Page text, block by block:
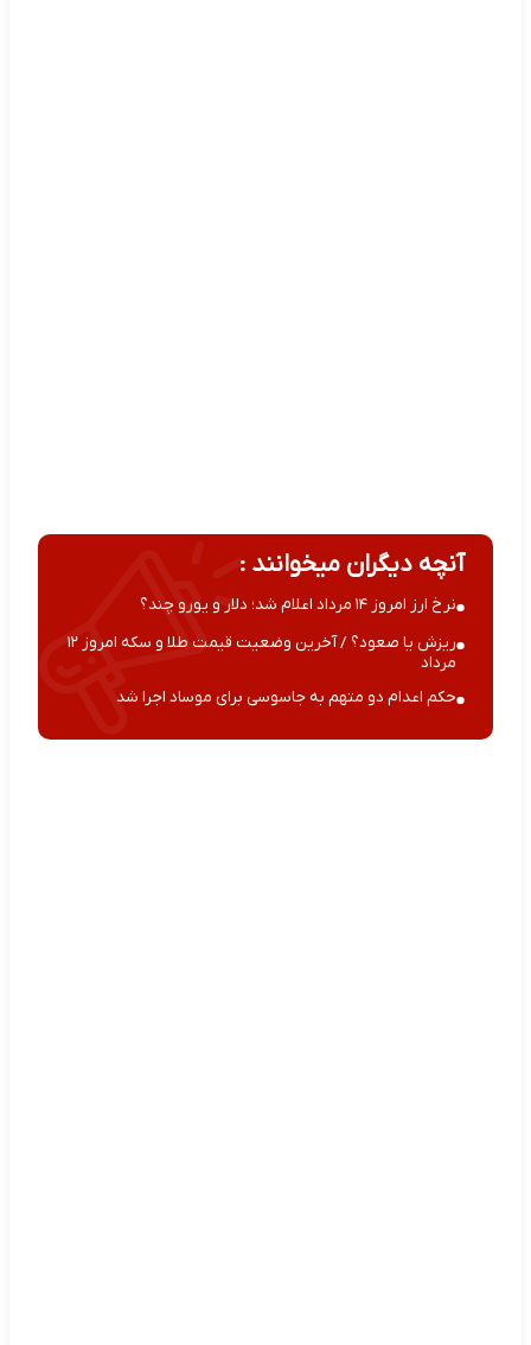
آنچه دیگران میخوانند :
نرخ ارز امروز ۱۴ مرداد اعلام شد؛ دلار و یورو چند؟
ریزش یا صعود؟ / آخرین وضعیت قیمت طلا و سکه امروز ۱۲
مرداد
حکم اعدام دو متهم به جاسوسی برای موساد اجرا شد